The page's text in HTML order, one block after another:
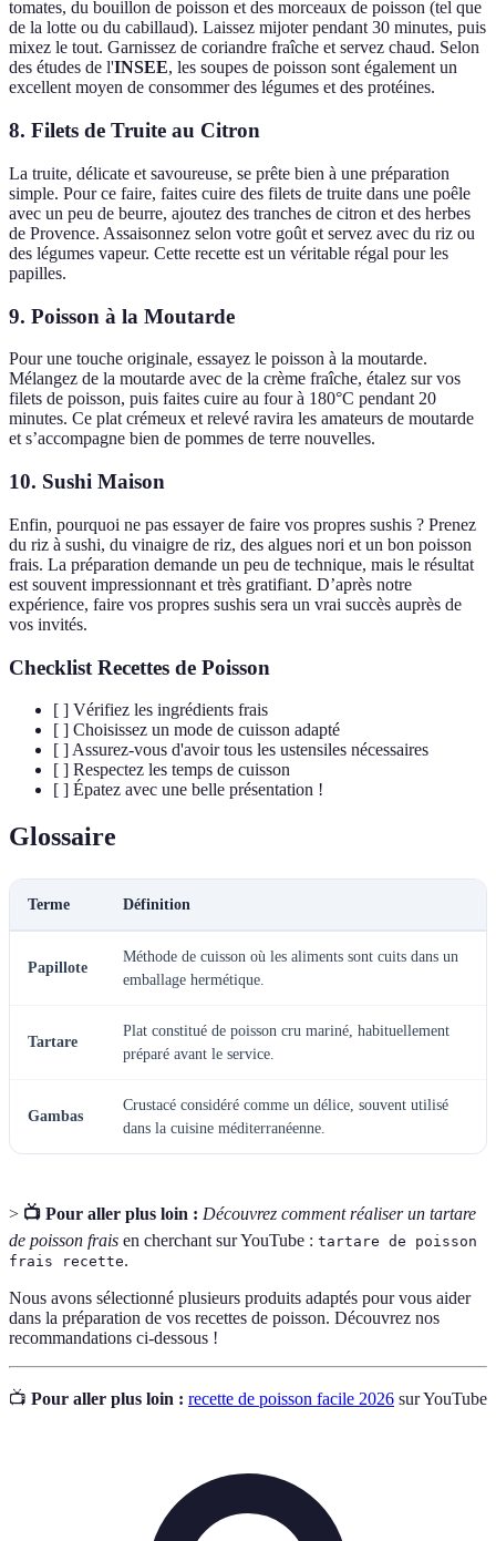
tomates, du bouillon de poisson et des morceaux de poisson (tel que
de la lotte ou du cabillaud). Laissez mijoter pendant 30 minutes, puis
mixez le tout. Garnissez de coriandre fraîche et servez chaud. Selon
des études de l'INSEE, les soupes de poisson sont également un
excellent moyen de consommer des légumes et des protéines.
8. Filets de Truite au Citron
La truite, délicate et savoureuse, se prête bien à une préparation
simple. Pour ce faire, faites cuire des filets de truite dans une poêle
avec un peu de beurre, ajoutez des tranches de citron et des herbes
de Provence. Assaisonnez selon votre goût et servez avec du riz ou
des légumes vapeur. Cette recette est un véritable régal pour les
papilles.
9. Poisson à la Moutarde
Pour une touche originale, essayez le poisson à la moutarde.
Mélangez de la moutarde avec de la crème fraîche, étalez sur vos
filets de poisson, puis faites cuire au four à 180°C pendant 20
minutes. Ce plat crémeux et relevé ravira les amateurs de moutarde
et s’accompagne bien de pommes de terre nouvelles.
10. Sushi Maison
Enfin, pourquoi ne pas essayer de faire vos propres sushis ? Prenez
du riz à sushi, du vinaigre de riz, des algues nori et un bon poisson
frais. La préparation demande un peu de technique, mais le résultat
est souvent impressionnant et très gratifiant. D’après notre
expérience, faire vos propres sushis sera un vrai succès auprès de
vos invités.
Checklist Recettes de Poisson
[ ] Vérifiez les ingrédients frais
[ ] Choisissez un mode de cuisson adapté
[ ] Assurez-vous d'avoir tous les ustensiles nécessaires
[ ] Respectez les temps de cuisson
[ ] Épatez avec une belle présentation !
Glossaire
Terme Définition
Papillote
Méthode de cuisson où les aliments sont cuits dans un
emballage hermétique.
Tartare
Plat constitué de poisson cru mariné, habituellement
préparé avant le service.
Gambas
Crustacé considéré comme un délice, souvent utilisé
dans la cuisine méditerranéenne.
> 📺 Pour aller plus loin : Découvrez comment réaliser un tartare
de poisson frais en cherchant sur YouTube : tartare de poisson
frais recette.
Nous avons sélectionné plusieurs produits adaptés pour vous aider
dans la préparation de vos recettes de poisson. Découvrez nos
recommandations ci-dessous !
📺 Pour aller plus loin : recette de poisson facile 2026 sur YouTube